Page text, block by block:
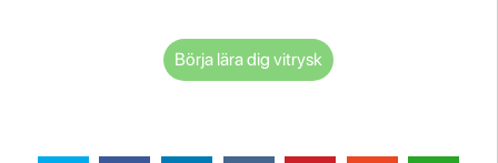
Börja lära dig vitrysk